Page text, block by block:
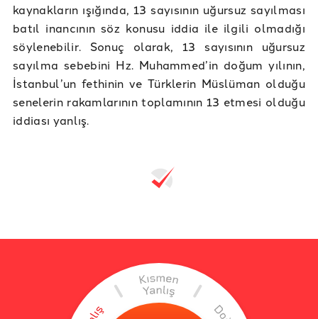
kaynakların ışığında, 13 sayısının uğursuz sayılması
batıl inancının söz konusu iddia ile ilgili olmadığı
söylenebilir. Sonuç olarak, 13 sayısının uğursuz
sayılma sebebini Hz. Muhammed’in doğum yılının,
İstanbul’un fethinin ve Türklerin Müslüman olduğu
senelerin rakamlarının toplamının 13 etmesi olduğu
iddiası yanlış.